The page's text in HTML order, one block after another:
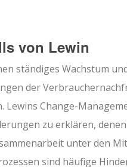
von Lewin
ständiges Wachstum
der
Change-
zu erklären,
unter den
sind häufige